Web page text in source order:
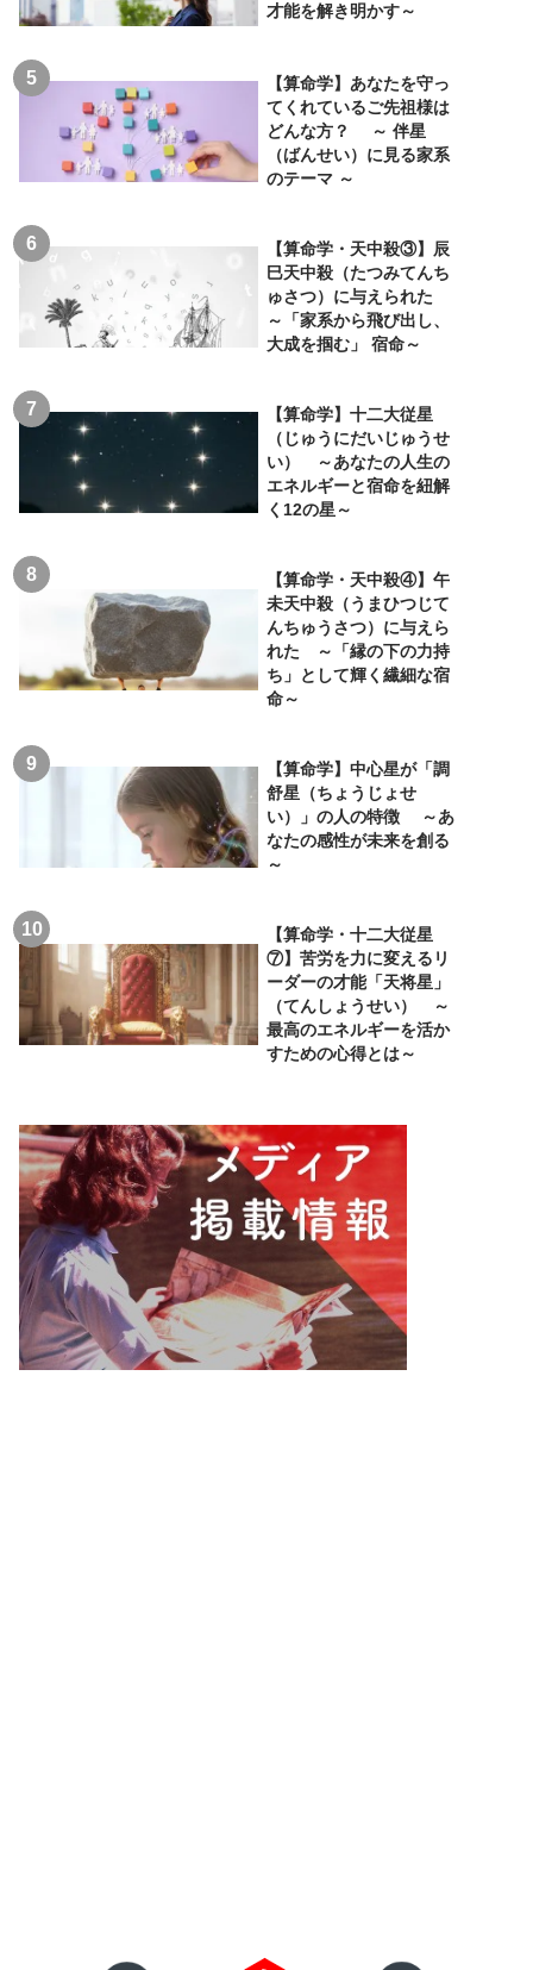
才能を解き明かす～
【算命学】あなたを守っ
てくれているご先祖様は
どんな方？ ～ 伴星
（ばんせい）に見る家系
のテーマ ～
【算命学・天中殺③】辰
巳天中殺（たつみてんち
ゅさつ）に与えられた
～「家系から飛び出し、
大成を掴む」 宿命～
【算命学】十二大従星
（じゅうにだいじゅうせ
い） ～あなたの人生の
エネルギーと宿命を紐解
く12の星～
【算命学・天中殺④】午
未天中殺（うまひつじて
んちゅうさつ）に与えら
れた ～「縁の下の力持
ち」として輝く繊細な宿
命～
【算命学】中心星が「調
舒星（ちょうじょせ
い）」の人の特徴 ～あ
なたの感性が未来を創る
～
【算命学・十二大従星
⑦】苦労を力に変えるリ
ーダーの才能「天将星」
（てんしょうせい） ～
最高のエネルギーを活か
すための心得とは～